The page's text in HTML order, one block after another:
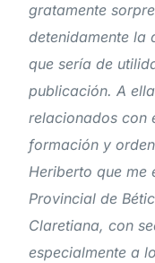
gratamente
detenidamente la
que sería de
publicación. A
relacionados con
formación y
Heriberto que me
Provincial de
Claretiana, con
especialmente a